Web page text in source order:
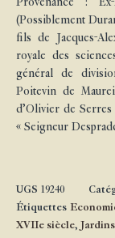
(Possiblement
fils de Jacques-
royale des
général de
Poitevin de
d’Olivier de
« Seigneur
UGS 19240
Étiquettes
XVIIe siècle, Jardins